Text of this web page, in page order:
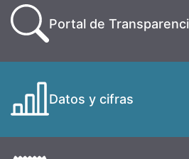
Portal de
Datos y cifras